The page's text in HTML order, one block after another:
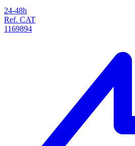
24-48h
Ref. CAT
1169894